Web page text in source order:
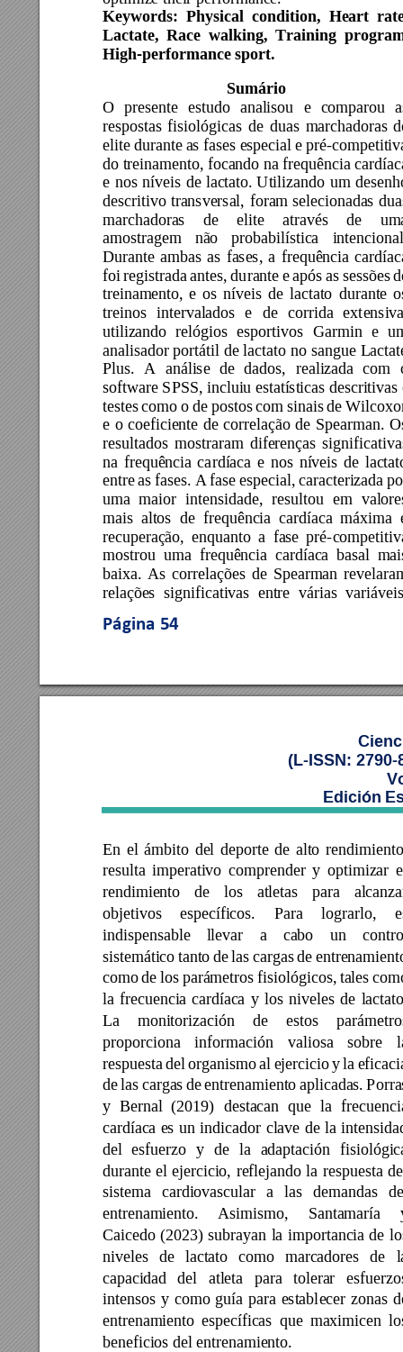
Página 54
Keywords: Physical condition, Heart
Lactate, Race walking, Training progr
High-performance sport.
Sumário
O presente estudo analisou e comparou
respostas fisiológicas de duas marchadoras
elite durante as fases especial e pré-
do treinamento, focando na frequência
e nos níveis de lactato. Utilizando um
descritivo transversal, foram selecionadas
marchadoras
de elite através de
amostragem
não probabilística
Durante ambas as fases, a frequência
foi registrada antes, durante e após as sessões
treinamento, e os níveis de lactato durante
treinos intervalados e de corrida ext
utilizando relógios esportivos Garmin e
analisador portátil delactato no sangue
Plus. A análise de dados, realizada com
software SPSS, incluiu estatísticas
testes como o de postos com sinais de
e o coeficiente de correlação de Spearman.
resultados mostraram diferenças signi
na frequência cardíaca e nos níveis de
entre as fases. A fase especial, caracterizada
uma maior intensidade, resultou em
mais altos de frequência cardíaca máxima
recuperação, enquanto a fase pré-
mostrou uma frequência cardíaca basal
baixa. As correlações de Spearman
relações significativas entre várias
(L-ISSN:
Edición
En el ámbito del deporte de alto
resulta imperativo comprender y optimizar
rendimiento
de los atletas para
objetivos
específicos. Para lograrlo,
indispensable
llevar a cabo un
sistemático tanto de las cargas de
como de los parámetros fisiológicos, tales
la frecuencia cardíaca y los niveles de
La
monitorización de estos
proporciona
información valiosa sobre
respuesta del organismo al ejercicio y la
de las cargas de entrenamiento aplicadas.
y Bernal (2019) destacan que la
cardíaca es un indicador clave de la
del esfuerzo y de la adaptación
durante el ejercicio, reflejando la respuesta
sistema cardiovascular a las demandas
entrenamiento.
Asimismo, Santamaría
Caicedo (2023) subrayan la importancia de
niveles de lactato como marcadores de
capacidad del atleta para tolerar
intensos y como guía para establecer zonas
entrenamiento específicas que maximicen
beneficios del entrenamiento.